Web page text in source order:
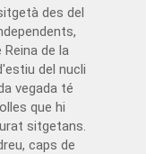
des del
de la
del nucli
vegada té
que hi
sitgetans.
caps de